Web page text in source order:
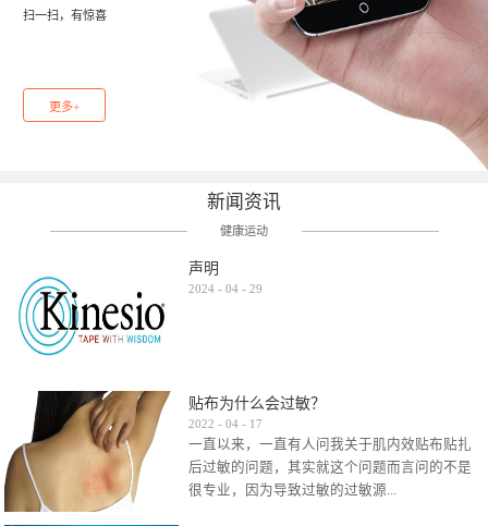
扫一扫，有惊喜
更多+
新闻资讯
健康运动
声明
2024 - 04 - 29
贴布为什么会过敏？
2022 - 04 - 17
一直以来，一直有人问我关于肌内效贴布贴扎
后过敏的问题，其实就这个问题而言问的不是
很专业，因为导致过敏的过敏源...